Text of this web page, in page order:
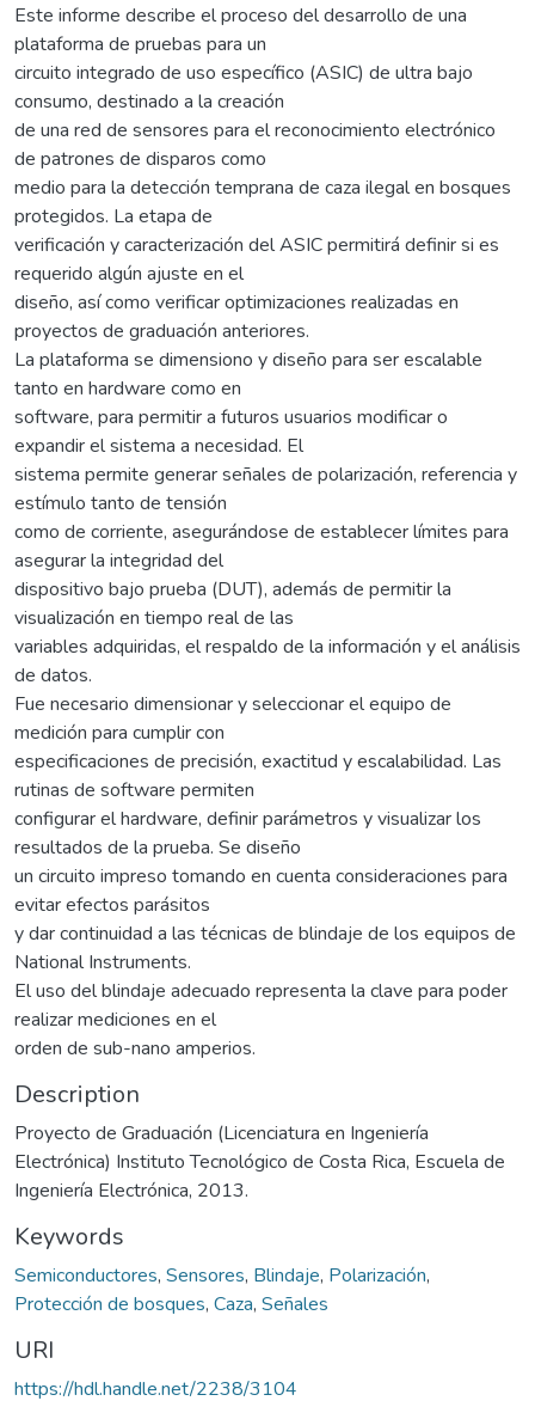
Este informe describe el proceso del desarrollo de una
plataforma de pruebas para un
circuito integrado de uso específico (ASIC) de ultra bajo
consumo, destinado a la creación
de una red de sensores para el reconocimiento electrónico
de patrones de disparos como
medio para la detección temprana de caza ilegal en bosques
protegidos. La etapa de
verificación y caracterización del ASIC permitirá definir si es
requerido algún ajuste en el
diseño, así como verificar optimizaciones realizadas en
proyectos de graduación anteriores.
La plataforma se dimensiono y diseño para ser escalable
tanto en hardware como en
software, para permitir a futuros usuarios modificar o
expandir el sistema a necesidad. El
sistema permite generar señales de polarización, referencia y
estímulo tanto de tensión
como de corriente, asegurándose de establecer límites para
asegurar la integridad del
dispositivo bajo prueba (DUT), además de permitir la
visualización en tiempo real de las
variables adquiridas, el respaldo de la información y el análisis
de datos.
Fue necesario dimensionar y seleccionar el equipo de
medición para cumplir con
especificaciones de precisión, exactitud y escalabilidad. Las
rutinas de software permiten
configurar el hardware, definir parámetros y visualizar los
resultados de la prueba. Se diseño
un circuito impreso tomando en cuenta consideraciones para
evitar efectos parásitos
y dar continuidad a las técnicas de blindaje de los equipos de
National Instruments.
El uso del blindaje adecuado representa la clave para poder
realizar mediciones en el
orden de sub-nano amperios.
Description
Proyecto de Graduación (Licenciatura en Ingeniería
Electrónica) Instituto Tecnológico de Costa Rica, Escuela de
Ingeniería Electrónica, 2013.
Keywords
Semiconductores, Sensores, Blindaje, Polarización,
Protección de bosques, Caza, Señales
URI
https://hdl.handle.net/2238/3104